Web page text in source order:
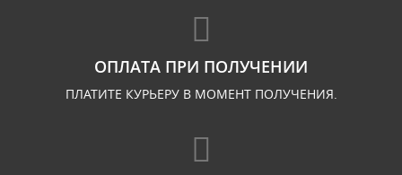
ОПЛАТА ПРИ ПОЛУЧЕНИИ
ПЛАТИТЕ КУРЬЕРУ В МОМЕНТ ПОЛУЧЕНИЯ.